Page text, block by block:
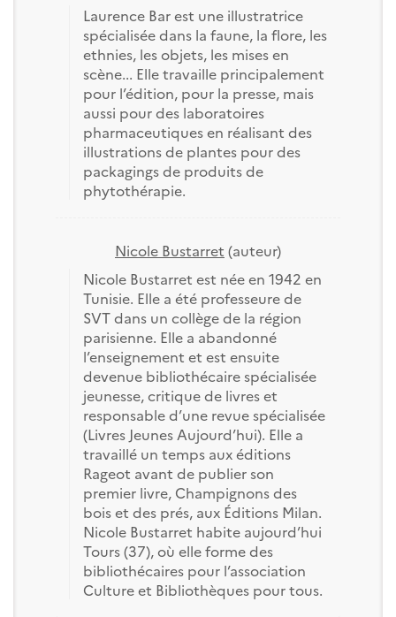
Laurence Bar est une illustratrice
spécialisée dans la faune, la flore, les
ethnies, les objets, les mises en
scène... Elle travaille principalement
pour l’édition, pour la presse, mais
aussi pour des laboratoires
pharmaceutiques en réalisant des
illustrations de plantes pour des
packagings de produits de
phytothérapie.
Nicole Bustarret (auteur)
Nicole Bustarret est née en 1942 en
Tunisie. Elle a été professeure de
SVT dans un collège de la région
parisienne. Elle a abandonné
l’enseignement et est ensuite
devenue bibliothécaire spécialisée
jeunesse, critique de livres et
responsable d’une revue spécialisée
(Livres Jeunes Aujourd’hui). Elle a
travaillé un temps aux éditions
Rageot avant de publier son
premier livre, Champignons des
bois et des prés, aux Éditions Milan.
Nicole Bustarret habite aujourd’hui
Tours (37), où elle forme des
bibliothécaires pour l’association
Culture et Bibliothèques pour tous.